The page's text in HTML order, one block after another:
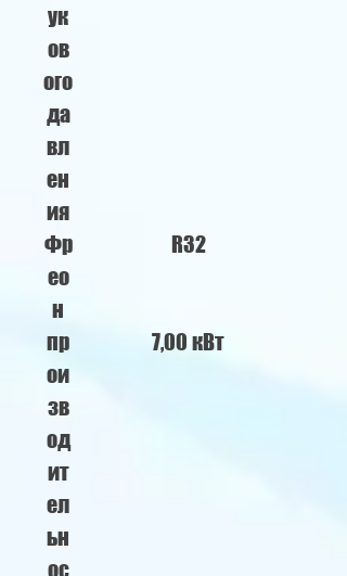
ук
ов
ого
да
вл
ен
ия
Фр
ео
н
R32
пр
ои
зв
од
ит
ел
ьн
ос
7,00 кВт